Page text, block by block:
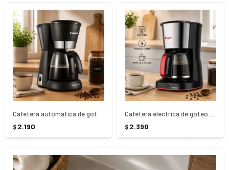
$ 2.190 $ 2.390